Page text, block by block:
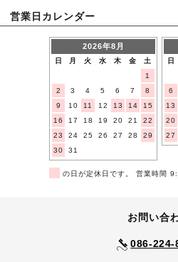
営業日カレンダー
2026年8月
日 月 火 水 木 金
土
1
2
3 4 5 6 7
8
9
10 11 12 13 14
15
16
17 18 19 20 21
22
23
24 25 26 27 28
29
30
31
日
6
13
20
27
の日が定休日です。 営業時間
お問い合
086-224-